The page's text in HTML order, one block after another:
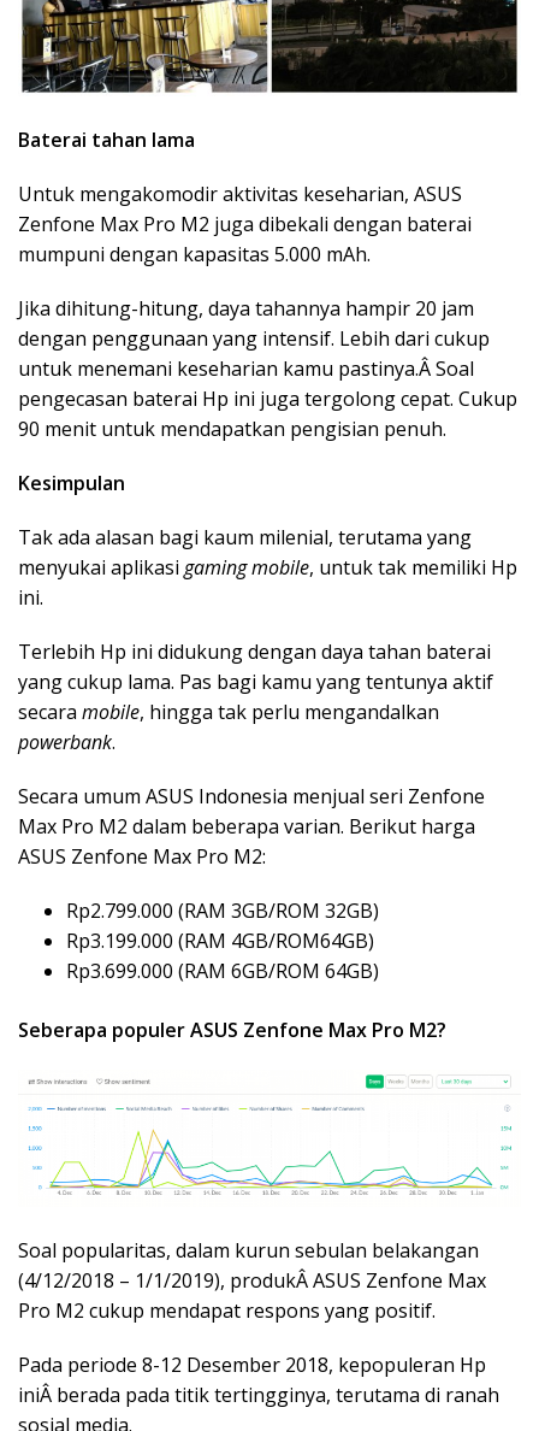
Baterai tahan lama
Untuk mengakomodir aktivitas keseharian, ASUS
Zenfone Max Pro M2 juga dibekali dengan baterai
mumpuni dengan kapasitas 5.000 mAh.
Jika dihitung-hitung, daya tahannya hampir 20 jam
dengan penggunaan yang intensif. Lebih dari cukup
untuk menemani keseharian kamu pastinya.Â Soal
pengecasan baterai Hp ini juga tergolong cepat. Cukup
90 menit untuk mendapatkan pengisian penuh.
Kesimpulan
Tak ada alasan bagi kaum milenial, terutama yang
menyukai aplikasi gaming mobile, untuk tak memiliki Hp
ini.
Terlebih Hp ini didukung dengan daya tahan baterai
yang cukup lama. Pas bagi kamu yang tentunya aktif
secara mobile, hingga tak perlu mengandalkan
powerbank.
Secara umum ASUS Indonesia menjual seri Zenfone
Max Pro M2 dalam beberapa varian. Berikut harga
ASUS Zenfone Max Pro M2:
Rp2.799.000 (RAM 3GB/ROM 32GB)
Rp3.199.000 (RAM 4GB/ROM64GB)
Rp3.699.000 (RAM 6GB/ROM 64GB)
Seberapa populer ASUS Zenfone Max Pro M2?
Soal popularitas, dalam kurun sebulan belakangan
(4/12/2018 – 1/1/2019), produkÂ ASUS Zenfone Max
Pro M2 cukup mendapat respons yang positif.
Pada periode 8-12 Desember 2018, kepopuleran Hp
iniÂ berada pada titik tertingginya, terutama di ranah
sosial media.